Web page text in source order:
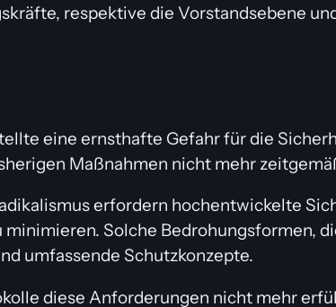
respektive die Vorstandsebene
eine ernsthafte Gefahr für die
Maßnahmen nicht mehr
erfordern hochentwickelte
Solche Bedrohungsformen,
umfassende Schutzkonzepte.
diese Anforderungen nicht mehr